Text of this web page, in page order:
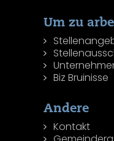
Um zu
Biz Bruinisse
Andere
Kontakt